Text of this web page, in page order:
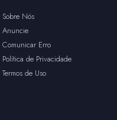
Sobre Nós
Anuncie
Comunicar Erro
Política de Privacidade
Termos de Uso